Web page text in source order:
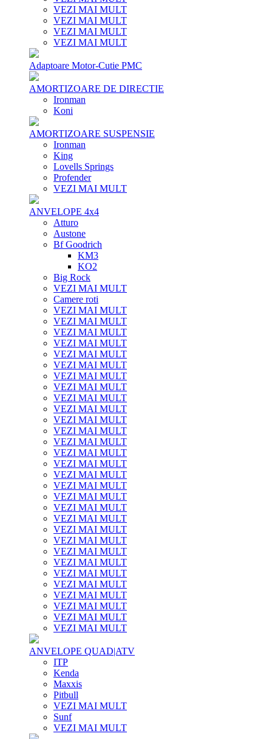
VEZI MAI MULT
VEZI MAI MULT
VEZI MAI MULT
VEZI MAI MULT
Adaptoare Motor-Cutie PMC
AMORTIZOARE DE DIRECTIE
Ironman
Koni
AMORTIZOARE SUSPENSIE
Ironman
King
Lovells Springs
Profender
VEZI MAI MULT
ANVELOPE 4x4
Atturo
Austone
Bf Goodrich
KM3
KO2
Big Rock
VEZI MAI MULT
Camere roti
VEZI MAI MULT
VEZI MAI MULT
VEZI MAI MULT
VEZI MAI MULT
VEZI MAI MULT
VEZI MAI MULT
VEZI MAI MULT
VEZI MAI MULT
VEZI MAI MULT
VEZI MAI MULT
VEZI MAI MULT
VEZI MAI MULT
VEZI MAI MULT
VEZI MAI MULT
VEZI MAI MULT
VEZI MAI MULT
VEZI MAI MULT
VEZI MAI MULT
VEZI MAI MULT
VEZI MAI MULT
VEZI MAI MULT
VEZI MAI MULT
VEZI MAI MULT
VEZI MAI MULT
VEZI MAI MULT
VEZI MAI MULT
VEZI MAI MULT
VEZI MAI MULT
VEZI MAI MULT
VEZI MAI MULT
ANVELOPE QUAD|ATV
ITP
Kenda
Maxxis
Pitbull
VEZI MAI MULT
Sunf
VEZI MAI MULT